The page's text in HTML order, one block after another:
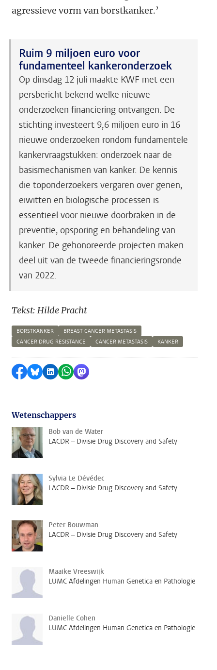
agressieve vorm van borstkanker.’
Ruim 9 miljoen euro voor
fundamenteel kankeronderzoek
Op dinsdag 12 juli maakte KWF met een
persbericht bekend welke nieuwe
onderzoeken financiering ontvangen. De
stichting investeert 9,6 miljoen euro in 16
nieuwe onderzoeken rondom fundamentele
kankervraagstukken: onderzoek naar de
basismechanismen van kanker. De kennis
die toponderzoekers vergaren over genen,
eiwitten en biologische processen is
essentieel voor nieuwe doorbraken in de
preventie, opsporing en behandeling van
kanker. De gehonoreerde projecten maken
deel uit van de tweede financieringsronde
van 2022.
Tekst: Hilde Pracht
BORSTKANKER
BREAST CANCER METASTASIS
CANCER DRUG RESISTANCE
CANCER METASTASIS KANKER
Delen op Facebook
Delen via Bluesky
Delen op LinkedIn
Delen via WhatsApp
Delen via Mastodon
Wetenschappers
Bob van de Water
LACDR – Divisie Drug Discovery and Safety
Sylvia Le Dévédec
LACDR – Divisie Drug Discovery and Safety
Peter Bouwman
LACDR – Divisie Drug Discovery and Safety
Maaike Vreeswijk
LUMC Afdelingen Human Genetica en Pathologie
Danielle Cohen
LUMC Afdelingen Human Genetica en Pathologie